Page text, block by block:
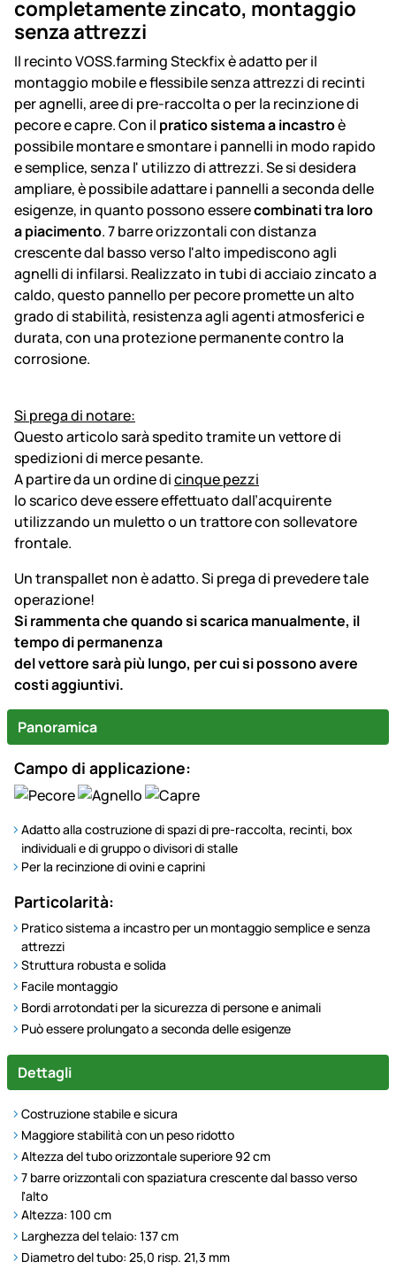
completamente zincato, montaggio
senza attrezzi
Il recinto VOSS.farming Steckfix è adatto per il
montaggio mobile e flessibile senza attrezzi di recinti
per agnelli, aree di pre-raccolta o per la recinzione di
pecore e capre. Con il pratico sistema a incastroè
possibile montare e smontare i pannelli in modo rapido
e semplice, senza l' utilizzo di attrezzi. Se si desidera
ampliare, è possibile adattare i pannelli a seconda delle
esigenze, in quanto possono esserecombinati tra loro
a piacimento. 7 barre orizzontali con distanza
crescente dal basso verso l'alto impediscono agli
agnelli di infilarsi. Realizzato in tubi di acciaio zincato a
caldo, questo pannello per pecore promette un alto
grado di stabilità, resistenza agli agenti atmosferici e
durata, con una protezione permanente contro la
corrosione.
Si prega di notare:
Questo articolo sarà spedito tramite un vettore di
spedizioni di merce pesante.
A partire da un ordine dicinque pezzi
lo scarico deve essere effettuato dall’acquirente
utilizzando un muletto o un trattore con sollevatore
frontale.
Un transpallet non è adatto. Si prega di prevedere tale
operazione!
Si rammenta che quando si scarica manualmente, il
tempo di permanenza
del vettore sarà più lungo, per cui si possono avere
costi aggiuntivi.
Panoramica
Campo di applicazione:
Adatto alla costruzione di spazi di pre-raccolta, recinti, box
individuali e di gruppo o divisori di stalle
Per la recinzione di ovini e caprini
Particolarità:
Pratico sistema a incastro per un montaggio semplice e senza
attrezzi
Struttura robusta e solida
Facile montaggio
Bordi arrotondati per la sicurezza di persone e animali
Può essere prolungato a seconda delle esigenze
Dettagli
Costruzione stabile e sicura
Maggiore stabilità con un peso ridotto
Altezza del tubo orizzontale superiore 92 cm
7 barre orizzontali con spaziatura crescente dal basso verso
l'alto
Altezza: 100 cm
Larghezza del telaio: 137 cm
Diametro del tubo: 25,0 risp. 21,3 mm